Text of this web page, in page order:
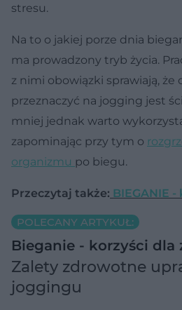
stresu.
Na to o jakiej porze dnia
ma prowadzony tryb życia.
z nimi obowiązki sprawiają, że
przeznaczyć na jogging jest
mniej jednak warto
zapominając przy tym o
organizmu po biegu.
Przeczytaj także: BIEGANIE
POLECANY ARTYKUŁ:
Bieganie - korzyści dla
Zalety zdrowotne
joggingu